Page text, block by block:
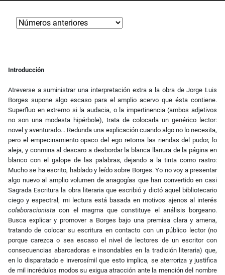
Introducción
Atreverse a suministrar una interpretación extra a la obra de Jorge Luis
Borges supone algo escaso para el amplio acervo que ésta contiene.
Superfluo en extremo si la audacia, o la impertinencia (ambos adjetivos
no son una modesta hipérbole), trata de colocarla un genérico lector:
novel y aventurado... Redunda una explicación cuando algo no lo necesita,
pero el empecinamiento opaco del ego retoma las riendas del pudor, lo
aleja, y conmina al descaro a desbordar la blanca llanura de la página en
blanco con el galope de las palabras, dejando a la tinta como rastro:
Mucho se ha escrito, hablado y leído sobre Borges. Yo no voy a presentar
algo nuevo al amplio volumen de anagogías que han convertido en casi
Sagrada Escritura la obra literaria que escribió y dictó aquel bibliotecario
ciego y espectral; mi lectura está basada en motivos ajenos al interés
colaboracionista con el magma que constituye el análisis borgeano.
Busca explicar y promover a Borges bajo una premisa clara y amena,
tratando de colocar su escritura en contacto con un público lector (no
porque carezca o sea escaso el nivel de lectores de un escritor con
consecuencias abarcadoras e insondables en la tradición literaria) que,
en lo disparatado e inverosímil que esto implica, se aterroriza y justifica
de mil incrédulos modos su exigua atracción ante la mención del nombre